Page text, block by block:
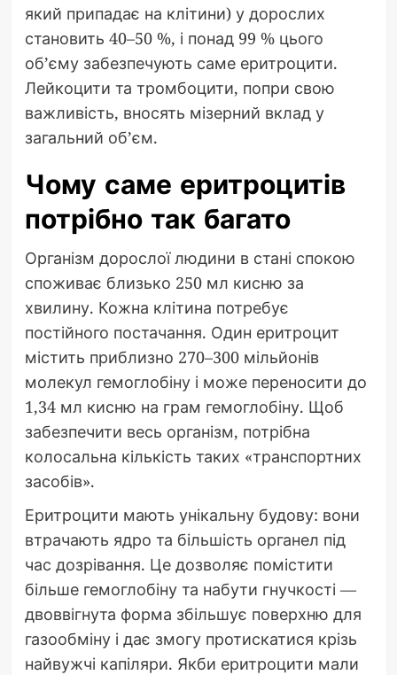
який припадає на клітини) у дорослих
становить 40–50 %, і понад 99 % цього
об’єму забезпечують саме еритроцити.
Лейкоцити та тромбоцити, попри свою
важливість, вносять мізерний вклад у
загальний об’єм.
Чому саме еритроцитів
потрібно так багато
Організм дорослої людини в стані спокою
споживає близько 250 мл кисню за
хвилину. Кожна клітина потребує
постійного постачання. Один еритроцит
містить приблизно 270–300 мільйонів
молекул гемоглобіну і може переносити до
1,34 мл кисню на грам гемоглобіну. Щоб
забезпечити весь організм, потрібна
колосальна кількість таких «транспортних
засобів».
Еритроцити мають унікальну будову: вони
втрачають ядро та більшість органел під
час дозрівання. Це дозволяє помістити
більше гемоглобіну та набути гнучкості —
двоввігнута форма збільшує поверхню для
газообміну і дає змогу протискатися крізь
найвужчі капіляри. Якби еритроцити мали